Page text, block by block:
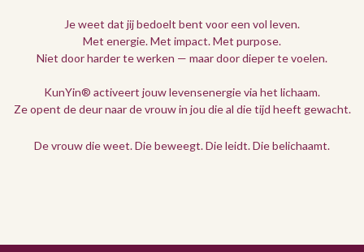
Je weet dat jij bedoelt bent voor een vol leven.
Met energie. Met impact. Met purpose.
Niet door harder te werken — maar door dieper te voelen.
KunYin® activeert jouw levensenergie via het lichaam.
Ze opent de deur naar de vrouw in jou die al die tijd heeft gewacht.
De vrouw die weet. Die beweegt. Die leidt. Die belichaamt.